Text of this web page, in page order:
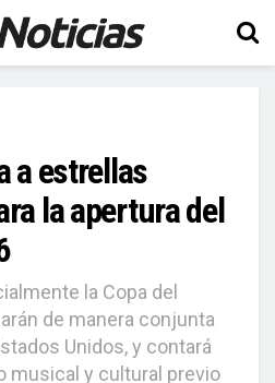
a estrellas
la apertura del
la Copa del
de manera conjunta
Unidos, y contará
musical y cultural previo